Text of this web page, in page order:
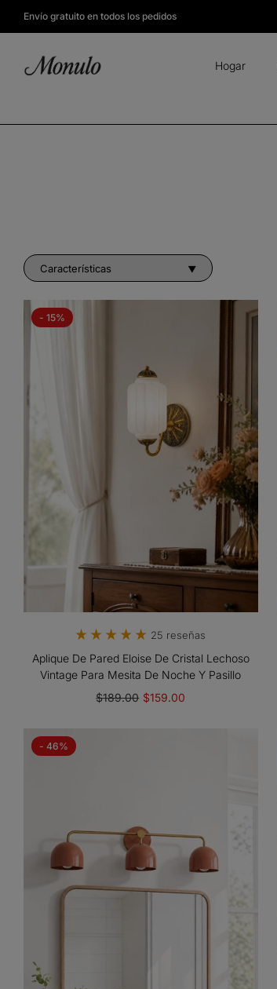
Envío gratuito en todos los pedidos
Hogar
- 15%
25 reseñas
Aplique De Pared Eloise De Cristal Lechoso
Vintage Para Mesita De Noche Y Pasillo
$189.00 $159.00
- 46%